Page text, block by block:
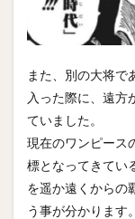
また、別の大将で
入った際に、遠方
ていました。
現在のワンピース
標となってきてい
を遥か遠くからの
う事が分かります。